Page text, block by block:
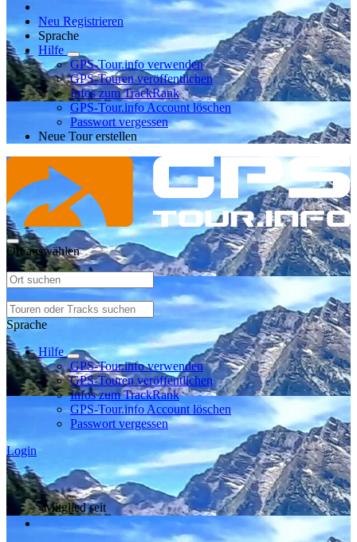
Neu Registrieren
Sprache
Hilfe
GPS-Tour.info verwenden
GPS-Touren veröffentlichen
Infos zum TrackRank
GPS-Tour.info Account löschen
Passwort vergessen
Neue Tour erstellen
Ort auswählen
Sprache
Hilfe
GPS-Tour.info verwenden
GPS-Touren veröffentlichen
Infos zum TrackRank
GPS-Tour.info Account löschen
Passwort vergessen
Login
Mitglied seit